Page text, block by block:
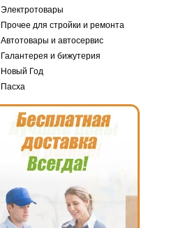
Электротовары
Прочее для стройки и ремонта
Автотовары и автосервис
Галантерея и бижутерия
Новый Год
Пасха